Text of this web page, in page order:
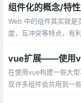
组件化的概念/特
Web 中的组件其实就是
度，互冲突等特点，有
元素，封装可重用的代
在使用vue构建一些大
现许多组件会共用到一